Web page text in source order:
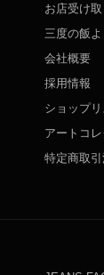
お店受け
三度の飯
会社概要
採用情報
ショップリ
アートコ
特定商取